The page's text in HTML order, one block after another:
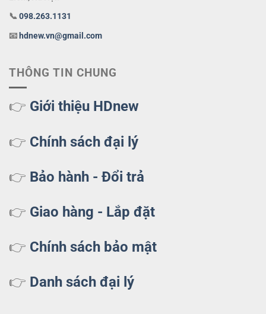
📞 098.263.1131
📧 hdnew.vn@gmail.com
THÔNG TIN CHUNG
👉 Giới thiệu HDnew
👉 Chính sách đại lý
👉 Bảo hành - Đổi trả
👉 Giao hàng - Lắp đặt
👉 Chính sách bảo mật
👉 Danh sách đại lý